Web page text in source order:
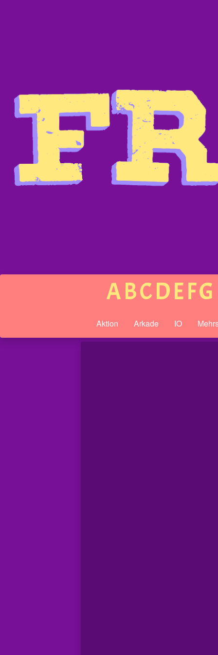
ABCDEFG
Aktion Arkade IO